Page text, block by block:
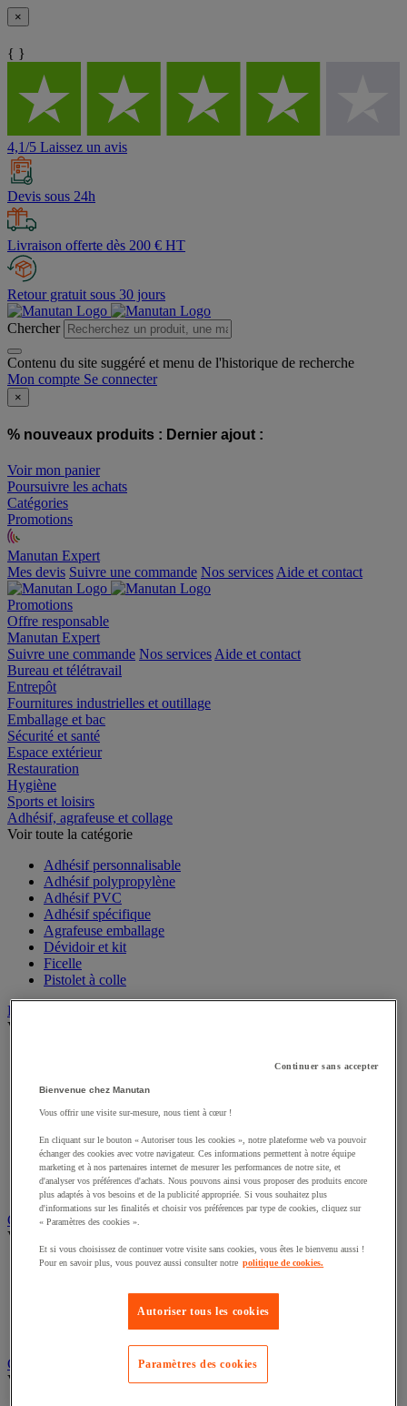
×
{ }
4,1/5 Laissez un avis
Devis sous 24h
Livraison offerte dès 200 € HT
Retour gratuit sous 30 jours
Chercher
Contenu du site suggéré et menu de l'historique de recherche
Mon compte Se connecter
×
% nouveaux produits : Dernier ajout :
Voir mon panier
Poursuivre les achats
Catégories
Promotions
Manutan Expert
offre reconditionnée
Mes devis Suivre une commande Nos services
Promotions
Offre responsable
Manutan Expert
Suivre une commande
Bureau et télétravail
Entrepôt
Fournitures industrielles et outillage
Emballage et bac
Sécurité et santé
Espace extérieur
Restauration
Hygiène
Sports et loisirs
Adhésif, agrafeuse et collage
Adhésif personnalisable
Adhésif polypropylène
Adhésif PVC
Adhésif spécifique
Agrafeuse emballage
Dévidoir et kit
Ficelle
Bac
Bac à bec
Bac gerbable
Bac norme Europe
Bac pliant
Bac-tiroirs
Rangement pour bacs
Caisse carton, enveloppe et boîte postale
Voir toute la catégorie
Caisse-palette carton
Enveloppe et pochette d'expédition
Contenant et fût
Continuer sans accepter
Bienvenue chez Manutan
Vous offrir une visite sur-mesure, nous tient à cœur !
En cliquant sur le bouton « Autoriser tous les cookies », notre plateforme web va pouvoir
échanger des cookies avec votre navigateur. Ces informations permettent à notre équipe
marketing et à nos partenaires internet de mesurer les performances de notre site, et
d'analyser vos préférences d'achats. Nous pouvons ainsi vous proposer des produits encore
plus adaptés à vos besoins et de la publicité appropriée. Si vous souhaitez plus
d'informations sur les finalités et choisir vos préférences par type de cookies, cliquez sur
« Paramètres des cookies ».
Et si vous choisissez de continuer votre visite sans cookies, vous êtes le bienvenu aussi !
Pour en savoir plus, vous pouvez aussi consulter notre politique de cookies.
Autoriser tous les cookies
Paramètres des cookies